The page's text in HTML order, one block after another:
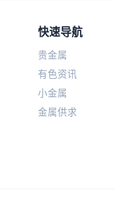
快速导航
贵金属
有色资讯
小金属
金属供求